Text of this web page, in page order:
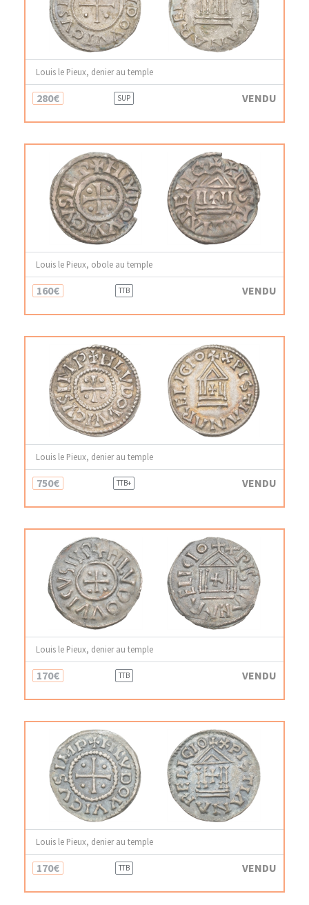
Louis le Pieux, denier au temple
280€ SUP VENDU
Louis le Pieux, obole au temple
160€ TTB VENDU
Louis le Pieux, denier au temple
750€ TTB+ VENDU
Louis le Pieux, denier au temple
170€ TTB VENDU
Louis le Pieux, denier au temple
170€ TTB VENDU